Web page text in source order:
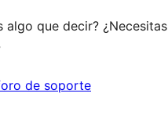
algo que decir? ¿Necesitas
de soporte